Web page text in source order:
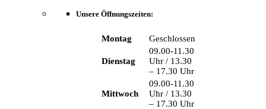
Unsere Öffnungszeiten:
Montag Geschlossen
Dienstag
09.00-11.30
Uhr / 13.30
– 17.30 Uhr
Mittwoch
09.00-11.30
Uhr / 13.30
– 17.30 Uhr